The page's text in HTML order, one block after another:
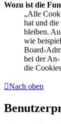
Wozu ist die
„Alle
hat und die
bleiben.
wie
Board-
bei der An-
die
Nach oben